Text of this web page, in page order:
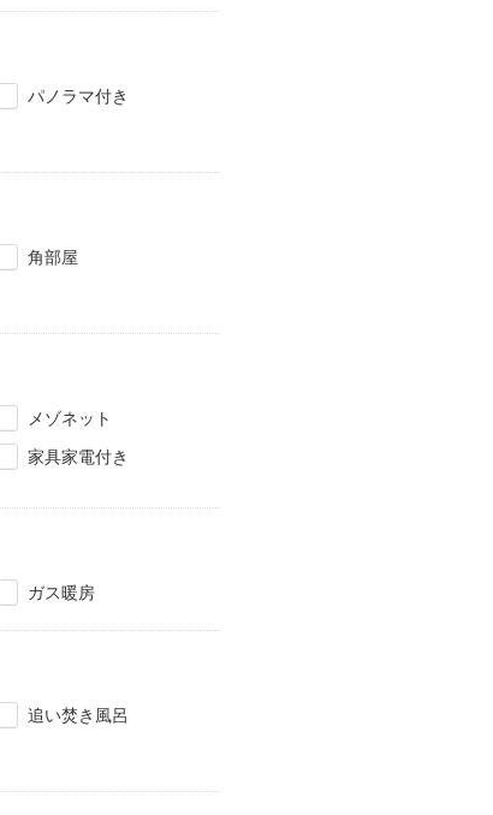
パノラマ付き
角部屋
メゾネット
家具家電付き
ガス暖房
追い焚き風呂